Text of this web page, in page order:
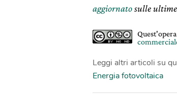
aggiornatosulle
Leggi altri articoli su
Energia fotovoltaica